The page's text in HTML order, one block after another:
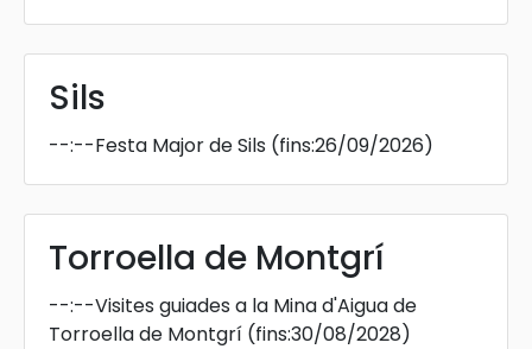
Sils
--:--Festa Major de Sils (fins:26/09/2026)
Torroella de Montgrí
--:--Visites guiades a la Mina d'Aigua de
Torroella de Montgrí (fins:30/08/2028)